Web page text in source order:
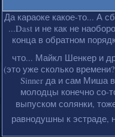
Да караоке какое-то... А
...Dast и не как не
конца в обратном
что... Майкл Шенкер и
(это уже сколько
Sinner да и сам Миша
молодцы конечно со-
выпуском солянки,
равнодушны к эстраде,